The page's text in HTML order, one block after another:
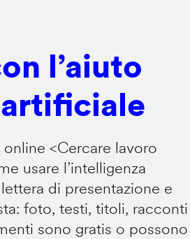
l’aiuto
<Cercare lavoro
usare l’intelligenza
di presentazione e
foto, testi, titoli, racconti
sono gratis o possono